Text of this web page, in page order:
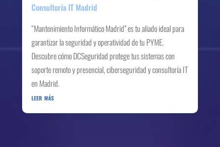
Consultoría IT Madrid
“Mantenimiento Informático Madrid” es tu aliado ideal para
garantizar la seguridad y operatividad de tu PYME.
Descubre cómo DCSeguridad protege tus sistemas con
soporte remoto y presencial, ciberseguridad y consultoría IT
en Madrid.
leer más